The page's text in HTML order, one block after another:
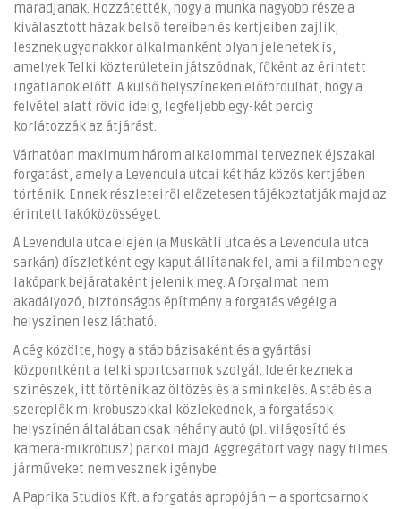
maradjanak. Hozzátették, hogy a munka nagyobb része a
kiválasztott házak belső tereiben és kertjeiben zajlik,
lesznek ugyanakkor alkalmanként olyan jelenetek is,
amelyek Telki közterületein játszódnak, főként az érintett
ingatlanok előtt. A külső helyszíneken előfordulhat, hogy a
felvétel alatt rövid ideig, legfeljebb egy-két percig
korlátozzák az átjárást.
Várhatóan maximum három alkalommal terveznek éjszakai
forgatást, amely a Levendula utcai két ház közös kertjében
történik. Ennek részleteiről előzetesen tájékoztatják majd az
érintett lakóközösséget.
A Levendula utca elején (a Muskátli utca és a Levendula utca
sarkán) díszletként egy kaput állítanak fel, ami a filmben egy
lakópark bejárataként jelenik meg. A forgalmat nem
akadályozó, biztonságos építmény a forgatás végéig a
helyszínen lesz látható.
A cég közölte, hogy a stáb bázisaként és a gyártási
központként a telki sportcsarnok szolgál. Ide érkeznek a
színészek, itt történik az öltözés és a sminkelés. A stáb és a
szereplők mikrobuszokkal közlekednek, a forgatások
helyszínén általában csak néhány autó (pl. világosító és
kamera-mikrobusz) parkol majd. Aggregátort vagy nagy filmes
járműveket nem vesznek igénybe.
A Paprika Studios Kft. a forgatás apropóján – a sportcsarnok